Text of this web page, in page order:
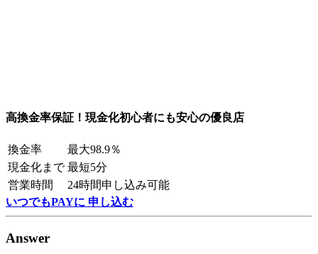
高換金率保証！現金化初心者にも安心の優良店
換金率
最大98.9％
現金化まで 最短5分
営業時間
24時間申し込み可能
いつでもPAYに 申し込む
Answer